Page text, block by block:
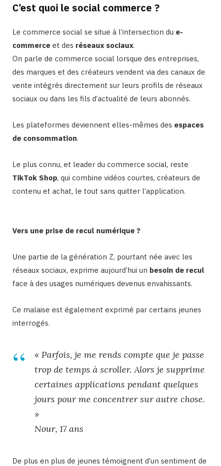
C’est quoi le social commerce ?
Le commerce social se situe à l’intersection du e-
commerce et des réseaux sociaux.
On parle de commerce social lorsque des entreprises,
des marques et des créateurs vendent via des canaux de
vente intégrés directement sur leurs profils de réseaux
sociaux ou dans les fils d’actualité de leurs abonnés.
Les plateformes deviennent elles-mêmes des espaces
de consommation.
Le plus connu, et leader du commerce social, reste
TikTok Shop, qui combine vidéos courtes, créateurs de
contenu et achat, le tout sans quitter l’application.
Vers une prise de recul numérique ?
Une partie de la génération Z, pourtant née avec les
réseaux sociaux, exprime aujourd’hui un besoin de recul
face à des usages numériques devenus envahissants.
Ce malaise est également exprimé par certains jeunes
interrogés.
« Parfois, je me rends compte que je passe
trop de temps à scroller. Alors je supprime
certaines applications pendant quelques
jours pour me concentrer sur autre chose.
»
Nour, 17 ans
De plus en plus de jeunes témoignent d’un sentiment de